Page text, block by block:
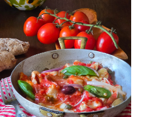
ALLA PIZZAIOLA